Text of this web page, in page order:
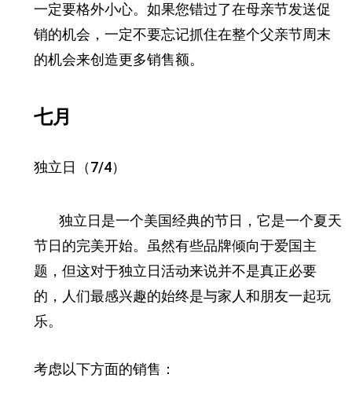
一定要格外小心。如果您错过了在母亲节发送促
销的机会，一定不要忘记抓住在整个父亲节周末
的机会来创造更多销售额。
七月
独立日（7/4）
独立日是一个美国经典的节日，它是一个夏天
节日的完美开始。虽然有些品牌倾向于爱国主
题，但这对于独立日活动来说并不是真正必要
的，人们最感兴趣的始终是与家人和朋友一起玩
乐。
考虑以下方面的销售：